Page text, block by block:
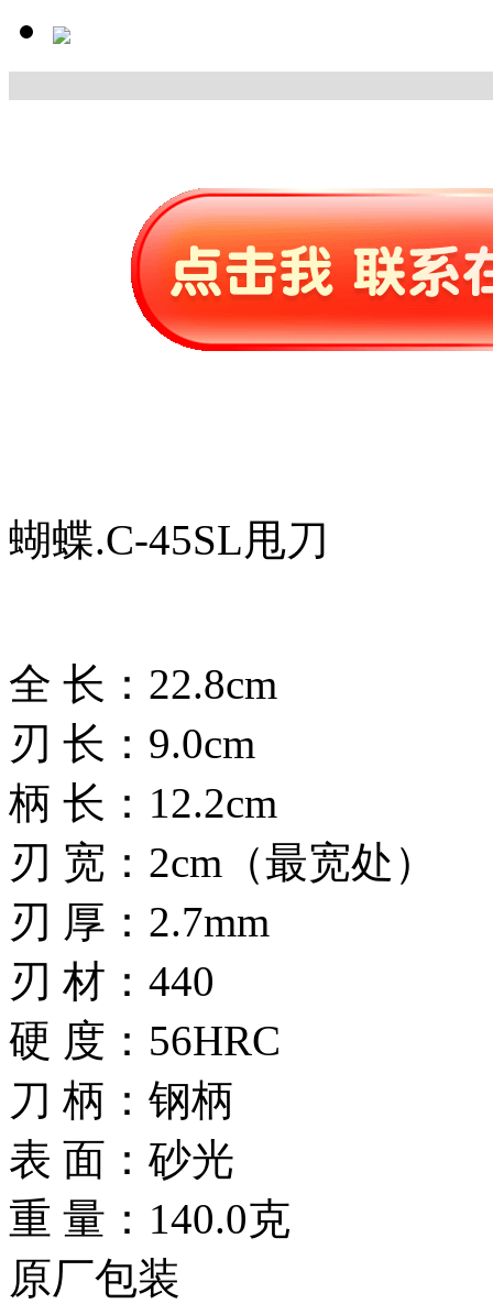
蝴蝶.C-45SL甩刀
全 长：22.8cm
刃 长：9.0cm
柄 长：12.2cm
刃 宽：2cm（最宽处）
刃 厚：2.7mm
刃 材：440
硬 度：56HRC
刀 柄：钢柄
表 面：砂光
重 量：140.0克
原厂包装